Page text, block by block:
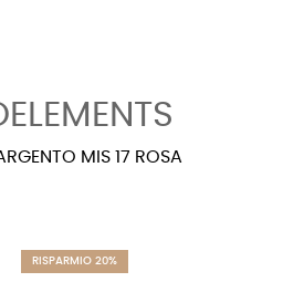
MIS 17 ROSA
RISPARMIO 20%